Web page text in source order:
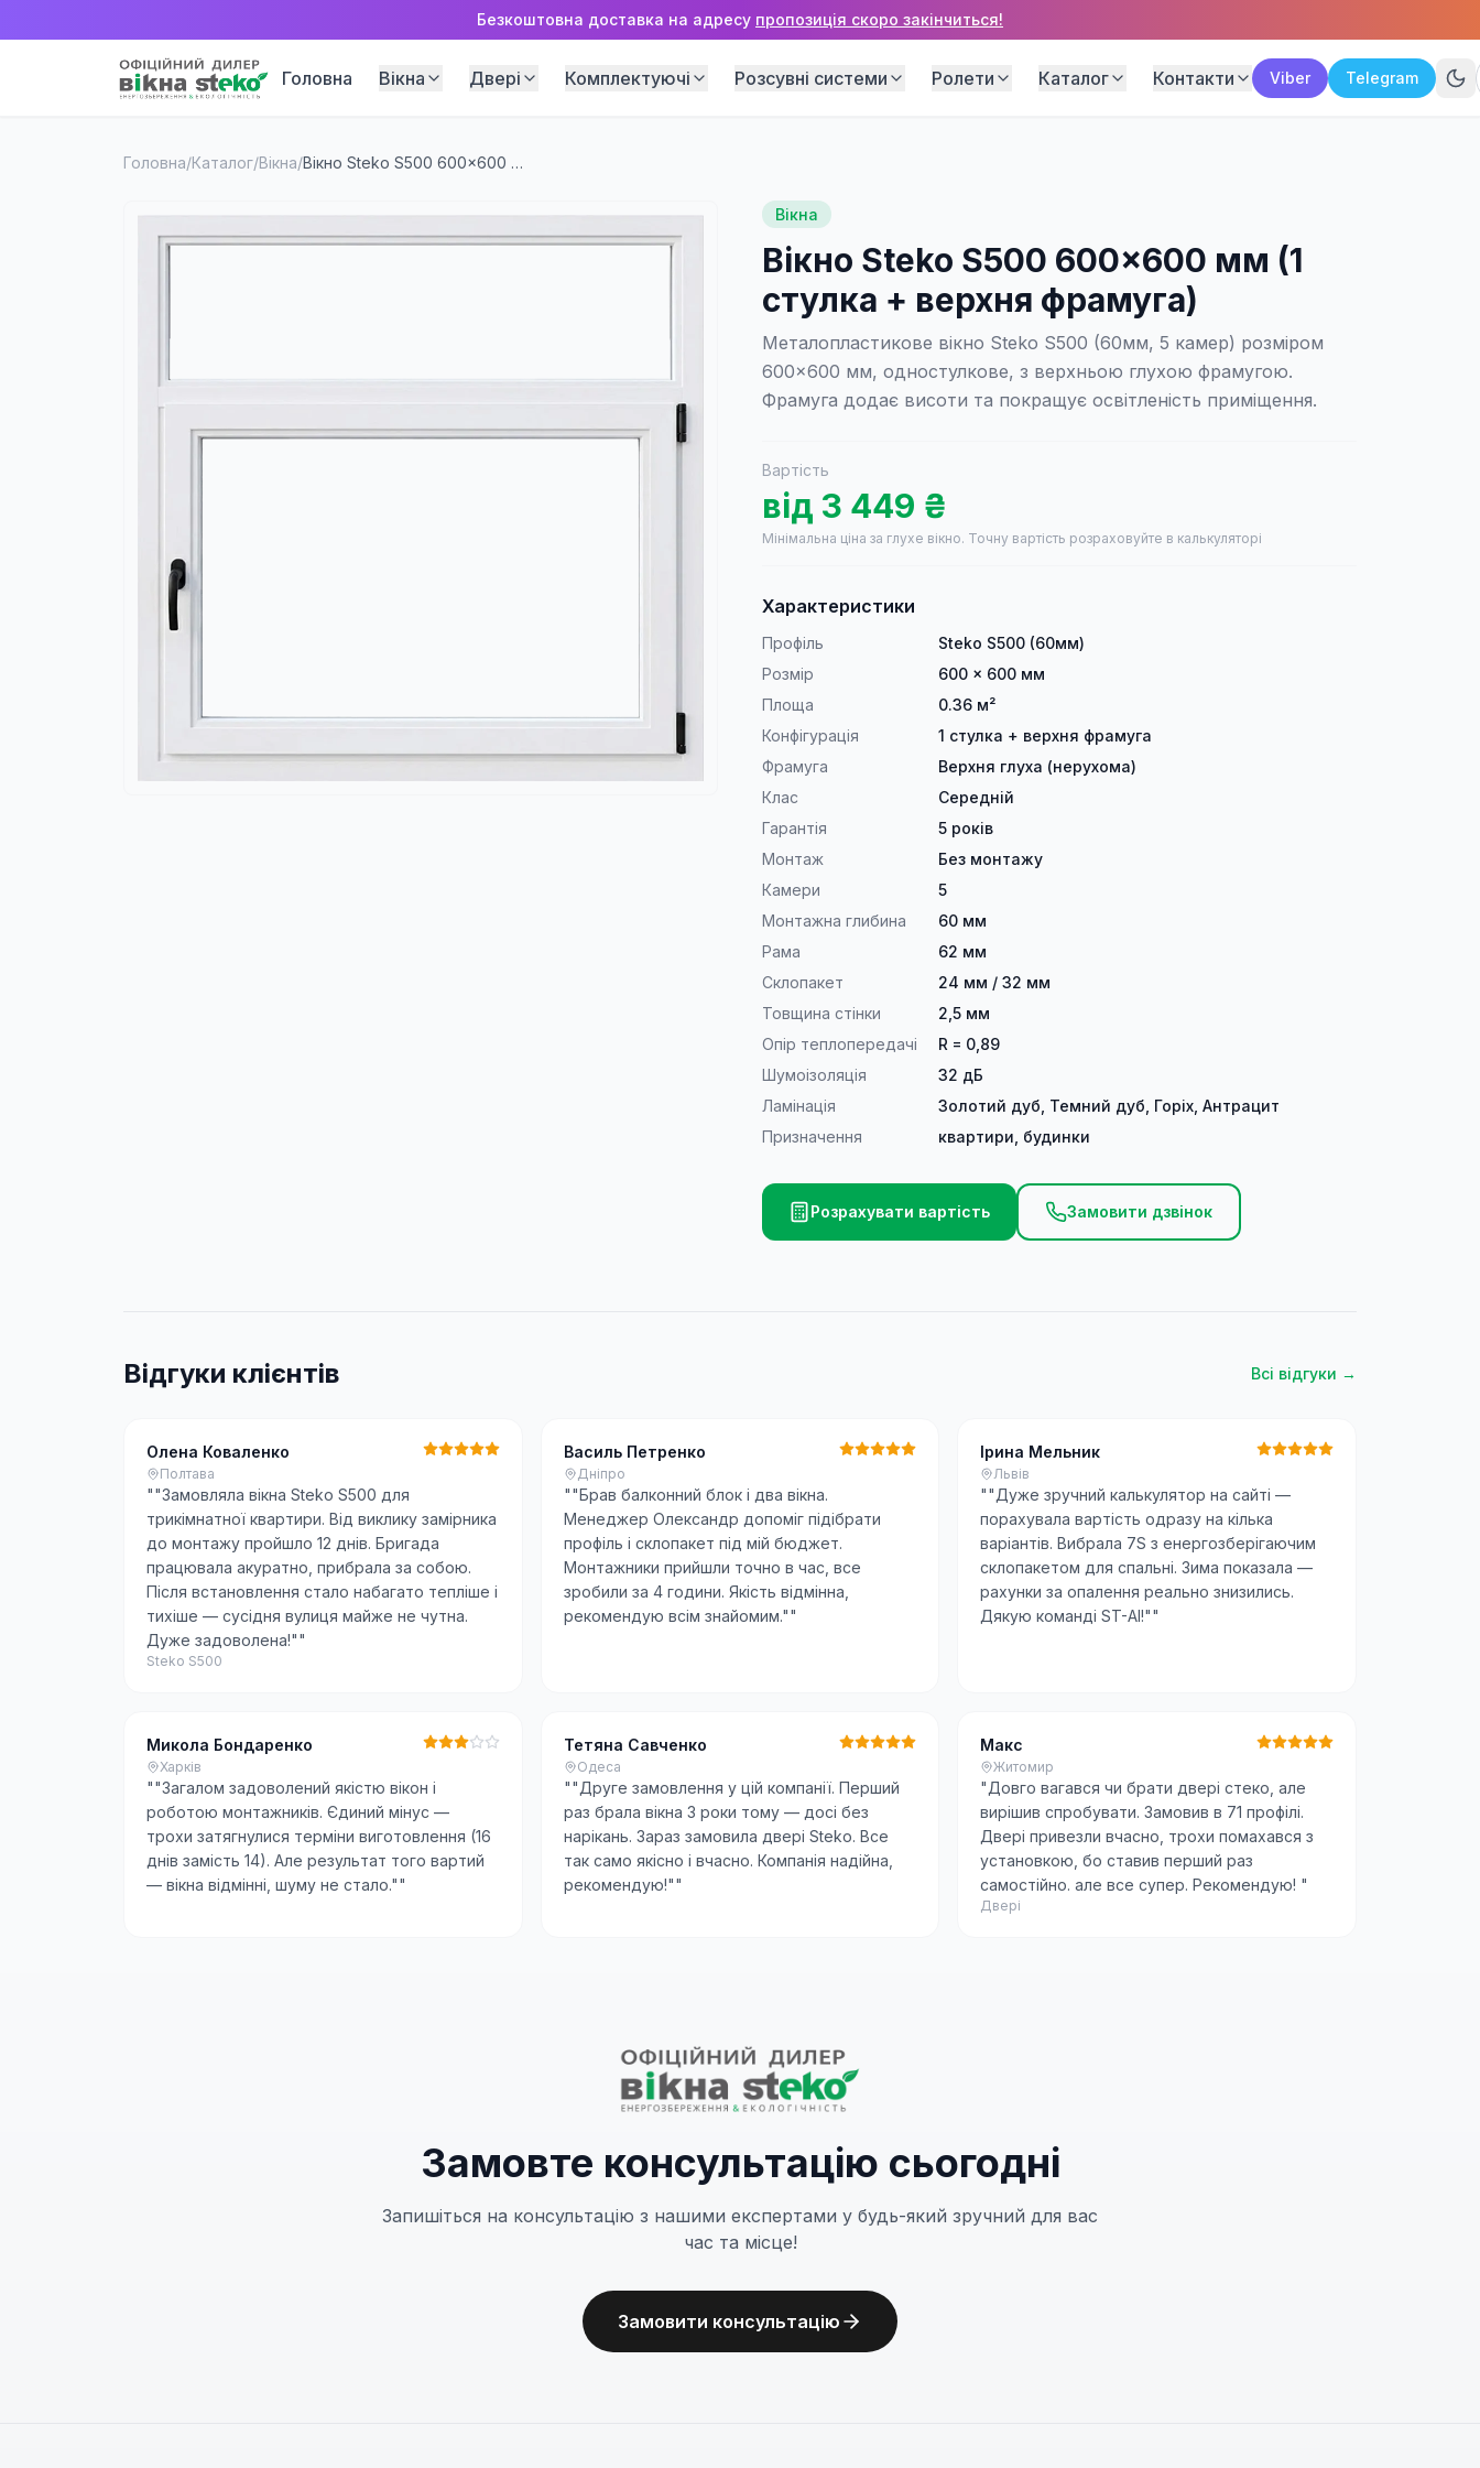
Безкоштовна доставка на адресу пропозиція скоро закінчиться!
Головна Вікна Двері Комплектуючі Розсувні системи Ролети Каталог Контакти Viber Telegram
Головна/Каталог/Вікна/ Вікно Steko S500 600×600 мм (1 стулка + верхня фрамуга)
Вікна
Вікно Steko S500 600×600 мм (1
стулка + верхня фрамуга)
Металопластикове вікно Steko S500 (60мм, 5 камер) розміром
600×600 мм, одностулкове, з верхньою глухою фрамугою.
Фрамуга додає висоти та покращує освітленість приміщення.
Вартість
від 3 449 ₴
Мінімальна ціна за глухе вікно. Точну вартість розраховуйте в калькуляторі
Характеристики
Профіль
Steko S500 (60мм)
Розмір
600 × 600 мм
Площа
0.36 м²
Конфігурація
1 стулка + верхня фрамуга
Фрамуга
Верхня глуха (нерухома)
Клас
Середній
Гарантія
5 років
Монтаж
Без монтажу
Камери
5
Монтажна глибина
60 мм
Рама
62 мм
Склопакет
24 мм / 32 мм
Товщина стінки
2,5 мм
Опір теплопередачі
R = 0,89
Шумоізоляція
32 дБ
Ламінація
Золотий дуб, Темний дуб, Горіх, Антрацит
Призначення
квартири, будинки
Розрахувати вартість Замовити дзвінок
Відгуки клієнтів Всі відгуки →
Олена Коваленко
Полтава
""Замовляла вікна Steko S500 для
трикімнатної квартири. Від виклику замірника
до монтажу пройшло 12 днів. Бригада
працювала акуратно, прибрала за собою.
Після встановлення стало набагато тепліше і
тихіше — сусідня вулиця майже не чутна.
Дуже задоволена!""
Steko S500
Василь Петренко
Дніпро
""Брав балконний блок і два вікна.
Менеджер Олександр допоміг підібрати
профіль і склопакет під мій бюджет.
Монтажники прийшли точно в час, все
зробили за 4 години. Якість відмінна,
рекомендую всім знайомим.""
Ірина Мельник
Львів
""Дуже зручний калькулятор на сайті —
порахувала вартість одразу на кілька
варіантів. Вибрала 7S з енергозберігаючим
склопакетом для спальні. Зима показала —
рахунки за опалення реально знизились.
Дякую команді ST-AI!""
Микола Бондаренко
Харків
""Загалом задоволений якістю вікон і
роботою монтажників. Єдиний мінус —
трохи затягнулися терміни виготовлення (16
днів замість 14). Але результат того вартий
— вікна відмінні, шуму не стало.""
Тетяна Савченко
Одеса
""Друге замовлення у цій компанії. Перший
раз брала вікна 3 роки тому — досі без
нарікань. Зараз замовила двері Steko. Все
так само якісно і вчасно. Компанія надійна,
рекомендую!""
Макс
Житомир
"Довго вагався чи брати двері стеко, але
вирішив спробувати. Замовив в 71 профілі.
Двері привезли вчасно, трохи помахався з
установкою, бо ставив перший раз
самостійно. але все супер. Рекомендую! "
Двері
Замовте консультацію сьогодні
Запишіться на консультацію з нашими експертами у будь-який зручний для вас
час та місце!
Замовити консультацію